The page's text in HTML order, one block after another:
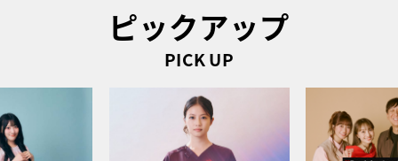
ピックアップ
PICK UP